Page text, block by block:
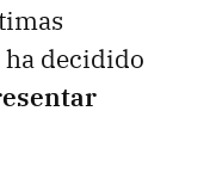
ha decidido